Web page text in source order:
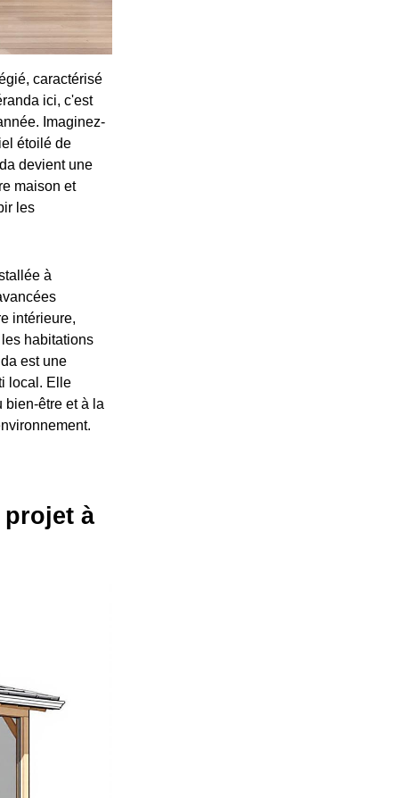
caractérisé
ici, c'est
Imaginez-
étoilé de
devient une
maison et
les
à
intérieure,
habitations
est une
local. Elle
bien-être et à la
à